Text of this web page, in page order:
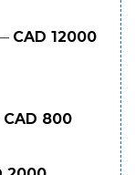
CAD 12000
CAD 800